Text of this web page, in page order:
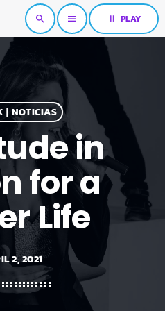
search menu pause PLAY
| NOTICIAS
in
for a
Life
2, 2021